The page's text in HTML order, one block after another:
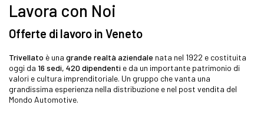
Lavora con Noi
Offerte di lavoro in Veneto
Trivellato è una grande realtà aziendale nata nel 1922 e costituita
oggi da 16 sedi, 420 dipendenti e da un importante patrimonio di
valori e cultura imprenditoriale. Un gruppo che vanta una
grandissima esperienza nella distribuzione e nel post vendita del
Mondo Automotive.